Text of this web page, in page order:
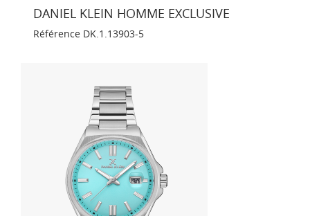
DANIEL KLEIN HOMME EXCLUSIVE
Référence DK.1.13903-5